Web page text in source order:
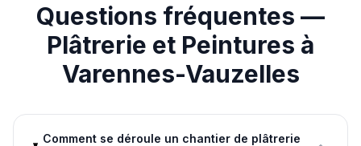
Questions fréquentes —
Plâtrerie et Peintures à
Varennes-Vauzelles
Comment se déroule un chantier de plâtrerie